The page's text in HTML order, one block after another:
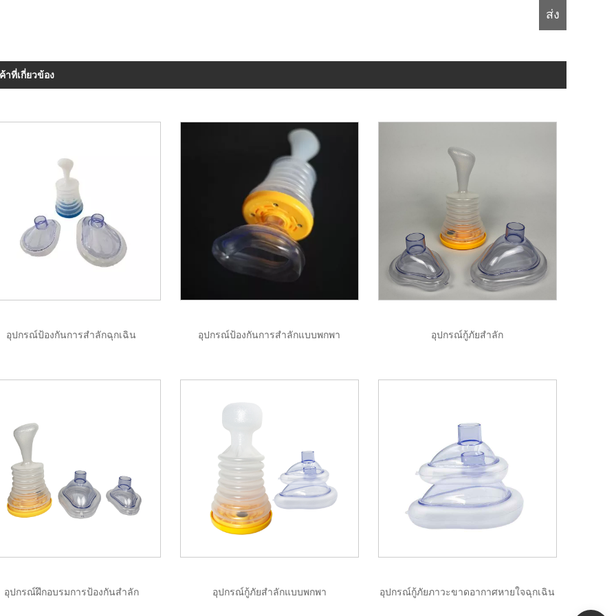
าที่เกี่ยวข้อง
อุปกรณ์ป้องกันการสำลักฉุกเฉิน อุปกรณ์ป้องกันการสำลักแบบพกพา อุปกรณ์กู้ภัยสำลัก
อุปกรณ์ฝึกอบรมการป้องกันสำลัก อุปกรณ์กู้ภัยสำลักแบบพกพา อุปกรณ์กู้ภัยภาวะขาดอากาศหายใจฉุกเฉิน